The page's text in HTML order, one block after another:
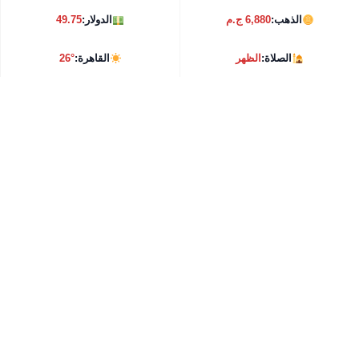
الذهب:6,880 ج.م الدولار:49.75
الصلاة:الظهر القاهرة:26°